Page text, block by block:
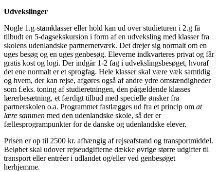
Udvekslinger
Nogle 1.g-stamklasser eller hold kan ud over studieturen i 2.g få
tilbudt en 5-dagsekskursion i form af en udveksling med klasser fra
skolens udenlandske partnernetværk. Det drejer sig normalt om en
uges besøg og en uges genbesøg. Eleverne indkvarteres privat og får
gratis kost og logi. Der indgår 1-2 fag i udvekslingsbesøget, hvoraf
det ene normalt er et sprogfag. Hele klasser skal være væk samtidig
og hvem, der kan rejse, afgøres også af andre ydre omstændigheder
som f.eks. toning af studieretningen, den pågældende klasses
lærerbesætning, et færdigt tilbud med specielle ønsker fra
partnerskolen o.a. Programmet fastlægges ud fra et princip om at
lære sammen med den udenlandske skole, så der er
fællesprogrampunkter for de danske og udenlandske elever.
Prisen er op til 2500 kr. afhængig af rejseafstand og transportmiddel.
Beløbet skal udover rejseudgifterne dække øvrige større udgifter til
transport eller entréer i udlandet og/eller ved genbesøget
herhjemme.